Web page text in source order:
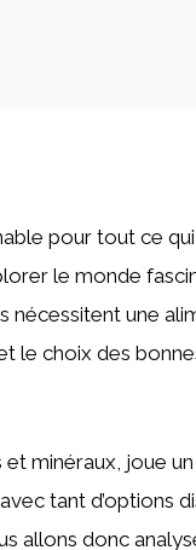
pour tout ce
le monde
nécessitent une
le choix des
minéraux, joue
tant d’options
allons donc